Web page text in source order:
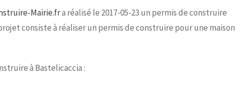
Mairie.fra réalisé le 2017-05-23 un permis de construire
consiste à réaliser un permis de construire pour une maison
à Bastelicaccia :